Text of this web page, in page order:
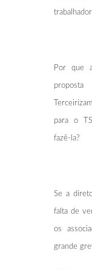
Por que
para o
fazê-la?
Se a
falta de
os
grande